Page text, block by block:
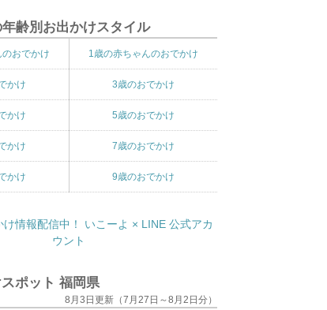
齢別お出かけスタイル
おでかけ 1歳の赤ちゃんのおでかけ
かけ 3歳のおでかけ
かけ 5歳のおでかけ
かけ 7歳のおでかけ
かけ 9歳のおでかけ
ポット 福岡県
8月3日更新（7月27日～8月2日分）